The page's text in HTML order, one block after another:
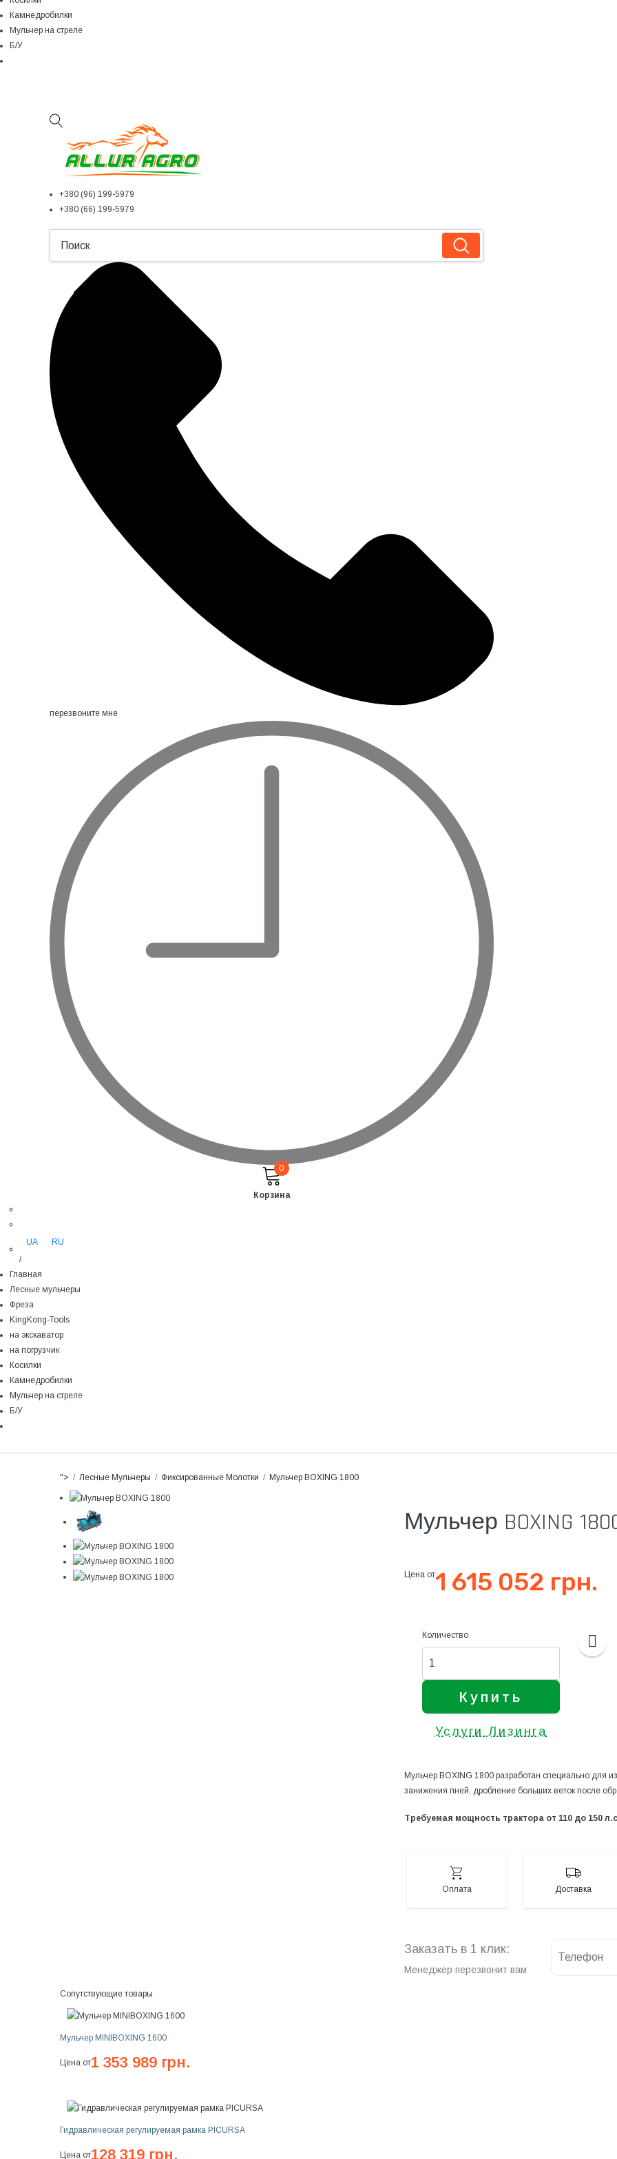
Камнедробилки
Мульчер на стреле
Б/У
+380 (96) 199-5979
+380 (66) 199-5979
перезвоните мне
0
Корзина
UA
/
RU
Главная
Лесные мульчеры
Фреза
KingKong-Tools
на экскаватор
на погрузчик
Косилки
Камнедробилки
Мульчер на стреле
Б/У
"> Лесные Мульчеры Фиксированные Молотки Мульчер BOXING 1800
Мульчер BOXING
Цена от1 615 052 грн.
Количество
Купить
Услуги Лизинга
Мульчер BOXING 1800 разработан специально для
занижения пней, дробление больших веток после
Требуемая мощность трактора от 110 до 150
Оплата Доставка
Заказать в 1 клик:
Менеджер перезвонит вам
Сопутствующие товары
Мульчер MINIBOXING 1600
Цена от1 353 989 грн.
Гидравлическая регулируемая рамка PICURSA
Цена от128 319 грн.